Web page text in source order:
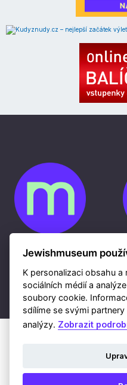
Cookies
Whistleblowing
Kontakty
Mapa webu
Webdesign a hosting Nux s.r.o. |
Jewishmuseum
K personalizaci obsahu
sociálních médií a
soubory cookie.
sdílíme se svými
analýzy. Zobrazit